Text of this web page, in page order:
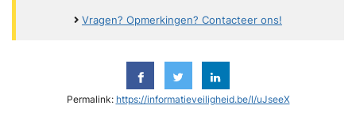
Vragen? Opmerkingen? Contacteer ons!
Permalink: https://informatieveiligheid.be/l/uJseeX